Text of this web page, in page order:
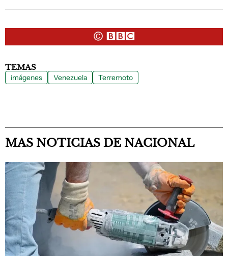
TEMAS
imágenes Venezuela Terremoto
MAS NOTICIAS DE NACIONAL